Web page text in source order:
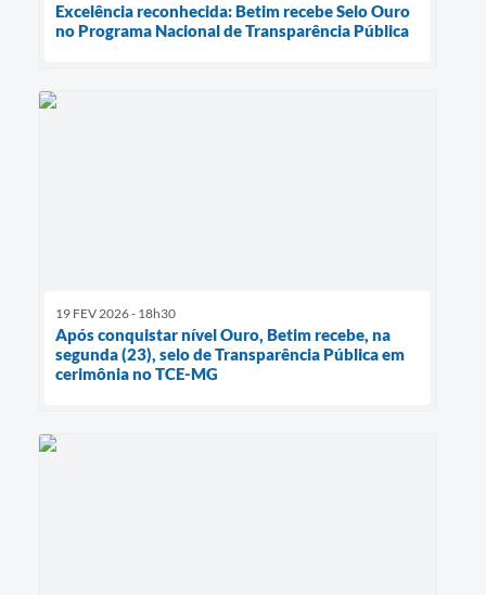
Excelência reconhecida: Betim recebe Selo Ouro
no Programa Nacional de Transparência Pública
19 FEV 2026 - 18h30
Após conquistar nível Ouro, Betim recebe, na
segunda (23), selo de Transparência Pública em
cerimônia no TCE-MG